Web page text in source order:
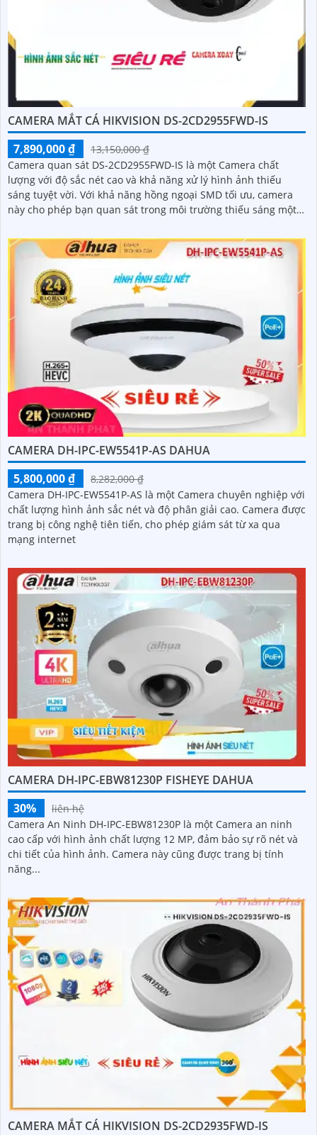
CAMERA MẮT CÁ HIKVISION DS-2CD2955FWD-IS
7,890,000 ₫
13,150,000 ₫
Camera quan sát DS-2CD2955FWD-IS là một Camera chất
lượng với độ sắc nét cao và khả năng xử lý hình ảnh thiếu
sáng tuyệt vời. Với khả năng hồng ngoại SMD tối ưu, camera
này cho phép bạn quan sát trong môi trường thiếu sáng một
CAMERA DH-IPC-EW5541P-AS DAHUA
5,800,000 ₫
8,282,000 ₫
Camera DH-IPC-EW5541P-AS là một Camera chuyên nghiệp với
chất lượng hình ảnh sắc nét và độ phân giải cao. Camera được
trang bị công nghệ tiên tiến, cho phép giám sát từ xa qua
mạng internet
CAMERA DH-IPC-EBW81230P FISHEYE DAHUA
30%
liên hệ
Camera An Ninh DH-IPC-EBW81230P là một Camera an ninh
cao cấp với hình ảnh chất lượng 12 MP, đảm bảo sự rõ nét và
chi tiết của hình ảnh. Camera này cũng được trang bị tính
năng...
CAMERA MẮT CÁ HIKVISION DS-2CD2935FWD-IS